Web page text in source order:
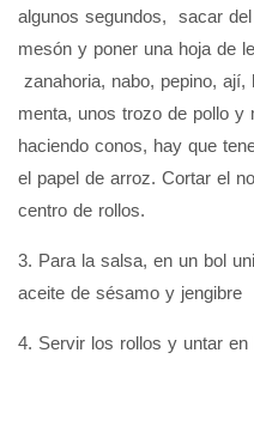
algunos segundos, sacar
mesón y poner una hoja de
zanahoria, nabo, pepino,
menta, unos trozo de pollo y
haciendo conos, hay que
el papel de arroz. Cortar el
centro de rollos.
3. Para la salsa, en un bol
aceite de sésamo y jengibre
4. Servir los rollos y untar en